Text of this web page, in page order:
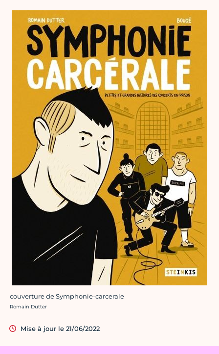
couverture de Symphonie-carcerale
Crédit photo :
Romain Dutter
Mise à jour le 21/06/2022